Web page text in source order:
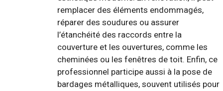
remplacer des éléments endommagés,
réparer des soudures ou assurer
l’étanchéité des raccords entre la
couverture et les ouvertures, comme les
cheminées ou les fenêtres de toit. Enfin, ce
professionnel participe aussi à la pose de
bardages métalliques, souvent utilisés pour